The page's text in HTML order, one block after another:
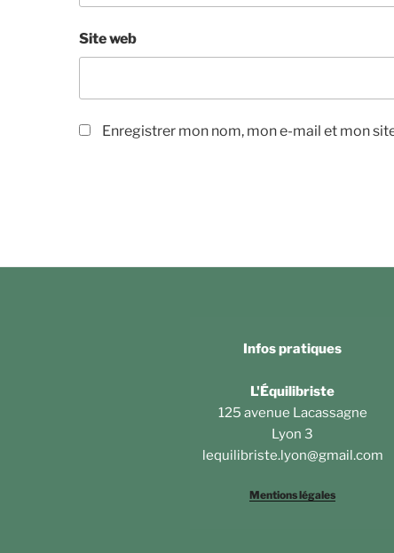
Site web
Enregistrer mon nom, mon e-mail et mon
Infos pratiques
L'Équilibriste
125 avenue Lacassagne
Lyon 3
lequilibriste.lyon@gmail.com
Mentions légales